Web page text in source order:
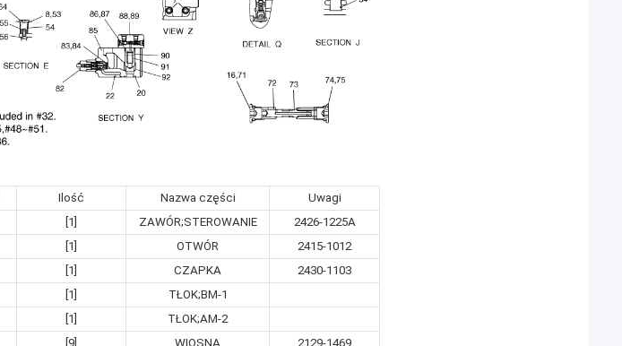
Ilość Nazwa części
Uwagi
[1] ZAWÓR;STEROWANIE
2426-1225A
[1] OTWÓR
2415-1012
[1] CZAPKA
2430-1103
[1]
TŁOK;BM-1
[1]
TŁOK;AM-2
[9] WIOSNA
2129-1469